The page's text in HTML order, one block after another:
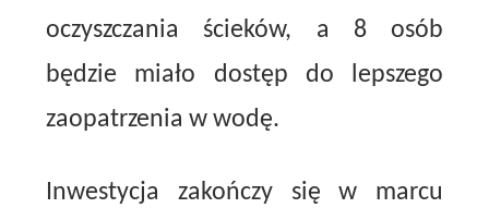
oczyszczania ścieków, a 8 osób
będzie miało dostęp do lepszego
zaopatrzenia w wodę.
Inwestycja zakończy się w marcu